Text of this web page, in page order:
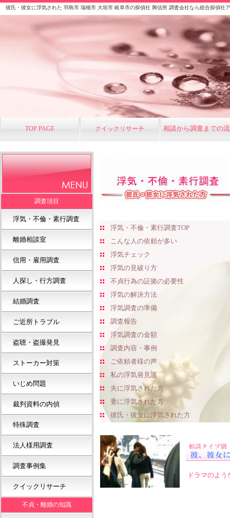
彼氏・彼女に浮気された 羽島市 瑞穂市 大垣市 岐阜市の探偵社 興信所 調査会社なら総合探偵
TOP PAGE クイックリサーチ 相談から調査までの
浮気・不倫・素行調査TOP
こんな人の依頼が多い
浮気チェック
浮気の見破り方
不貞行為の証拠の必要性
浮気の解決方法
浮気調査の準備
調査報告
浮気調査の金額
調査内容・事例
ご依頼者様の声
私の浮気発見談
夫に浮気された方
妻に浮気された方
彼氏・彼女に浮気された方
ドラマのよ
調査項目
浮気・不倫・素行調査
離婚相談室
信用・雇用調査
人探し・行方調査
結婚調査
ご近所トラブル
盗聴・盗撮発見
ストーカー対策
いじめ問題
裁判資料の内偵
特殊調査
法人様用調査
調査事例集
クイックリサーチ
不貞・離婚の知識